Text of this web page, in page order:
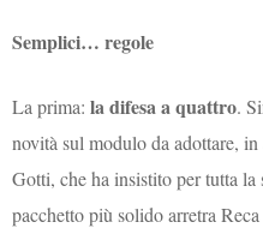
Semplici… regole
La prima:la difesa a quattro.
novità sul modulo da adottare,
Gotti, che ha insistito per tutta
pacchetto più solido arretra